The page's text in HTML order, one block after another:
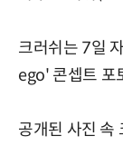
크러쉬는 7일
ego' 콘셉트 포
공개된 사진 속